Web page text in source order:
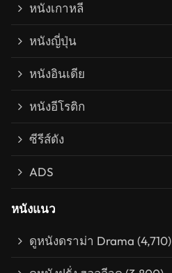
หนังเกาหลี
หนังญี่ปุ่น
หนังอินเดีย
หนังอีโรติก
ซีรีส์ดัง
ADS
หนังแนว
ดูหนังดราม่า Drama (4,710)